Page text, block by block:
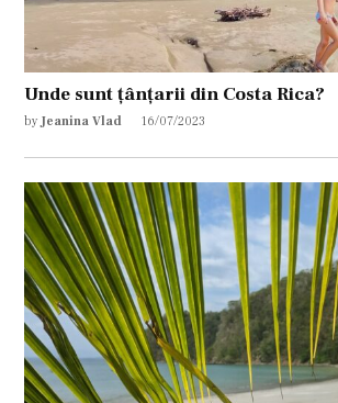
Unde sunt țânțarii din Costa Rica?
by Jeanina Vlad 16/07/2023